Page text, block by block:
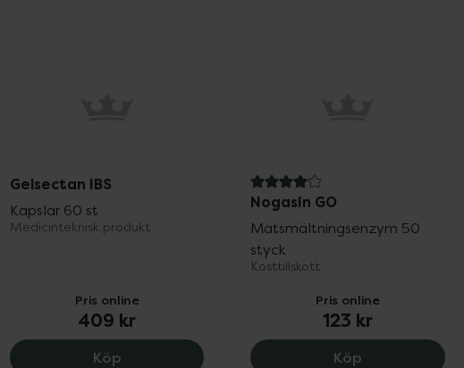
Gelsectan IBS
Kapslar 60 st
Medicinteknisk produkt
Pris online
409 kr
KöpGelsectan IBS, 409 kr.
4.1 av 5 i omdöme
Nogasin GO
Matsmältningsenzym 50
styck
Kosttillskott
Pris online
123 kr
KöpNogasin GO,